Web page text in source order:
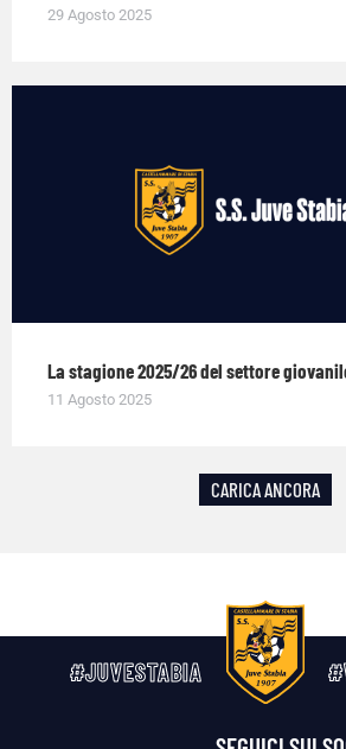
29 Agosto 2025
La stagione 2025/26 del settore
11 Agosto 2025
CARICA ANCORA
#JUVESTABIA